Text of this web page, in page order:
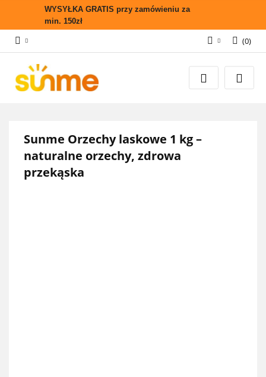
WYSYŁKA GRATIS przy zamówieniu za
min. 150zł
Zaloguj się
Zarejestruj się
(0)
Sunme Orzechy laskowe 1 kg –
naturalne orzechy, zdrowa
przekąska